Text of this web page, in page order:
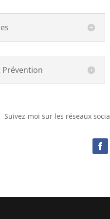
Prévention
Suivez-moi sur les réseaux